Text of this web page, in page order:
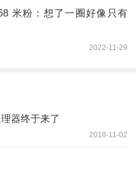
米粉：想了一圈好像只有
2022-11-29
器终于来了
2018-11-02